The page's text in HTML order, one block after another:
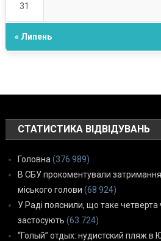
31
« Липень
СТАТИСТИКА ВІДВІДУВАНЬ
Головна (376 989)
В СБУ прокоментували
міського голови (68 924)
У Раді пояснили, що таке четверта
застосують (63 724)
“Голый” отдых: нудистский пляж в